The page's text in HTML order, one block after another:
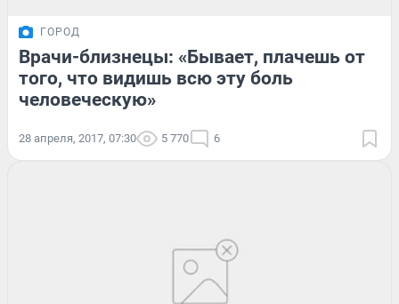
ГОРОД
Врачи-близнецы: «Бывает, плачешь от
того, что видишь всю эту боль
человеческую»
28 апреля, 2017, 07:30 5 770 6